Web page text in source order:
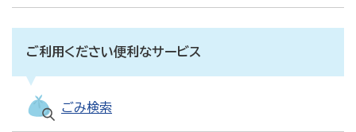
ご利用ください便利なサービス
ごみ検索